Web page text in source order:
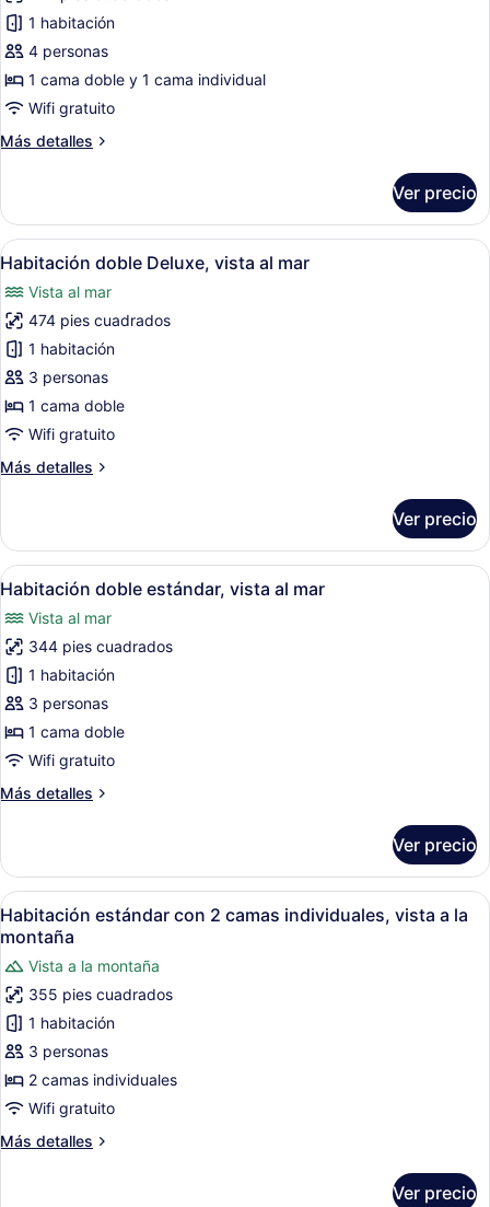
mar
Habitación
Deluxe
con
2
individuales,
la
montaña
1 habitación
4 personas
1 cama doble y 1 cama individual
Wifi gratuito
Más detalles
Más
Deluxe
con
2
individuales,
vista
la
montaña
Ver precio
Abrir
todas
las
fotos
de
Habitación
doble
Deluxe,
al
Habitación de hotel moderna con
8
Habitación doble Deluxe, vista al mar
Vista al mar
474 pies cuadrados
1 habitación
3 personas
1 cama doble
Wifi gratuito
Más detalles
Más
doble
Deluxe,
vista
mar
Ver precio
Abrir
todas
las
fotos
de
Habitación
doble
estándar,
al
Habitación de hotel con una
6
Habitación doble estándar, vista al mar
Vista al mar
344 pies cuadrados
1 habitación
3 personas
1 cama doble
Wifi gratuito
Más detalles
Más
doble
estándar,
vista
al
mar
Ver precio
Abrir
todas
las
fotos
de
Habitación
estándar
con
2
individuales,
Habitación de hotel con dos
8
Habitación estándar con 2 camas individuales, vista a la
montaña
Vista a la montaña
355 pies cuadrados
1 habitación
3 personas
2 camas individuales
Wifi gratuito
Más detalles
Más
Ver precio